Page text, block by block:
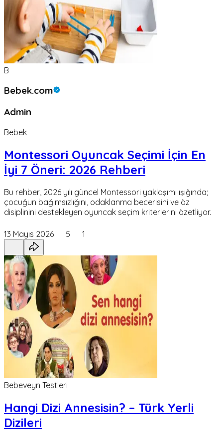
B
Bebek.com
Admin
Bebek
Montessori Oyuncak Seçimi İçin En
İyi 7 Öneri: 2026 Rehberi
Bu rehber, 2026 yılı güncel Montessori yaklaşımı ışığında;
çocuğun bağımsızlığını, odaklanma becerisini ve öz
disiplinini destekleyen oyuncak seçim kriterlerini özetliyor.
13 Mayıs 2026 5 1
Bebeveyn Testleri
Hangi Dizi Annesisin? – Türk Yerli
Dizileri